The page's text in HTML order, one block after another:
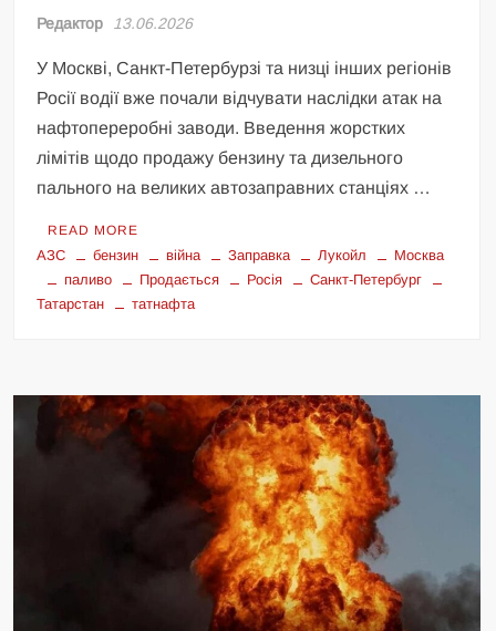
Редактор 13.06.2026
У Москві, Санкт-Петербурзі та низці інших регіонів
Росії водії вже почали відчувати наслідки атак на
нафтопереробні заводи. Введення жорстких
лімітів щодо продажу бензину та дизельного
пального на великих автозаправних станціях …
READ MORE
АЗС бензин війна Заправка Лукойл
Москва
паливо
Продається Росія
Санкт-Петербург
Татарстан
татнафта